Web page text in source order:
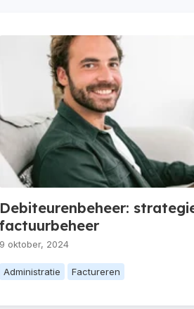
Debiteurenbeheer:
factuurbeheer
9 oktober, 2024
Administratie Factureren